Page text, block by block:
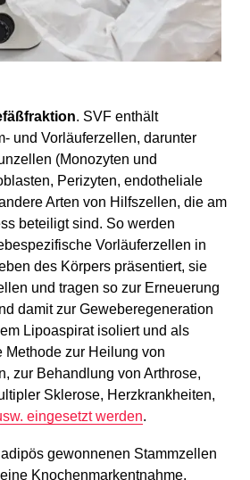
. SVF enthält
und Vorläuferzellen, darunter
(Monozyten und
Perizyten, endotheliale
Arten von Hilfszellen, die am
beteiligt sind. So werden
Vorläuferzellen in
des Körpers präsentiert, sie
und tragen so zur Erneuerung
damit zur Geweberegeneration
Lipoaspirat isoliert und als
Methode zur Heilung von
zur Behandlung von Arthrose,
Sklerose, Herzkrankheiten,
eingesetzt werden.
gewonnenen Stammzellen
Knochenmarkentnahme.